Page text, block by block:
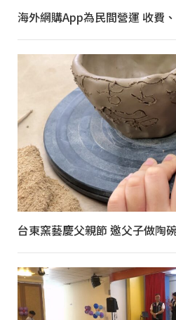
海外網購App為民間營運 收費
台東窯藝慶父親節 邀父子做陶